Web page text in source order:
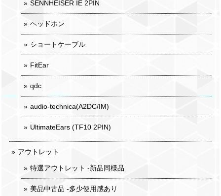
SENNHEISER IE 2PIN
ヘッドホン
ショートケーブル
FitEar
qdc
audio-technica(A2DC/IM)
UltimateEars (TF10 2PIN)
アウトレット
特選アウトレット -新品同様品
美品中古品 -多少使用感あり